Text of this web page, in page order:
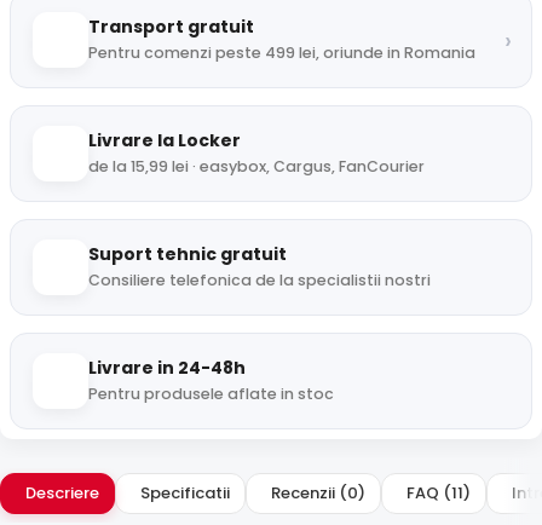
Transport gratuit
Pentru comenzi peste 499 lei, oriunde in Romania ›
Livrare la Locker
de la 15,99 lei · easybox, Cargus, FanCourier
Suport tehnic gratuit
Consiliere telefonica de la specialistii nostri
Livrare in 24-48h
Pentru produsele aflate in stoc
Descriere Specificatii Recenzii (0) FAQ (11)